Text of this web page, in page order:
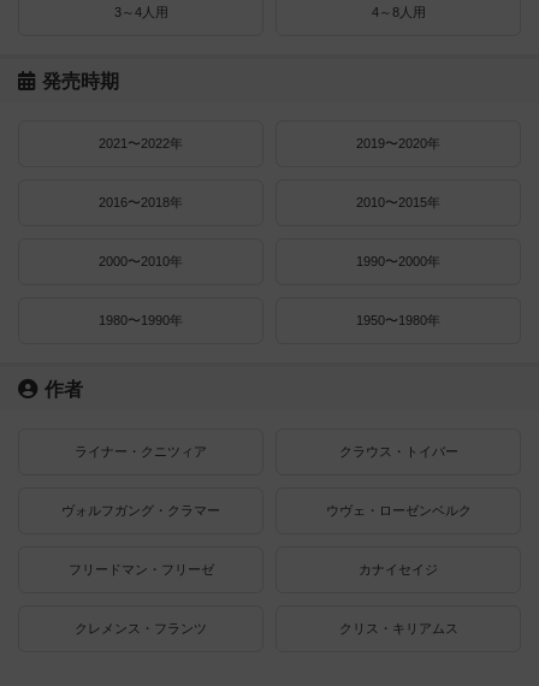
3～4人用 4～8人用
発売時期
2021〜2022年 2019〜2020年
2016〜2018年 2010〜2015年
2000〜2010年 1990〜2000年
1980〜1990年 1950〜1980年
作者
ライナー・クニツィア クラウス・トイバー
ヴォルフガング・クラマー ウヴェ・ローゼンベルク
フリードマン・フリーゼ カナイセイジ
クレメンス・フランツ クリス・キリアムス